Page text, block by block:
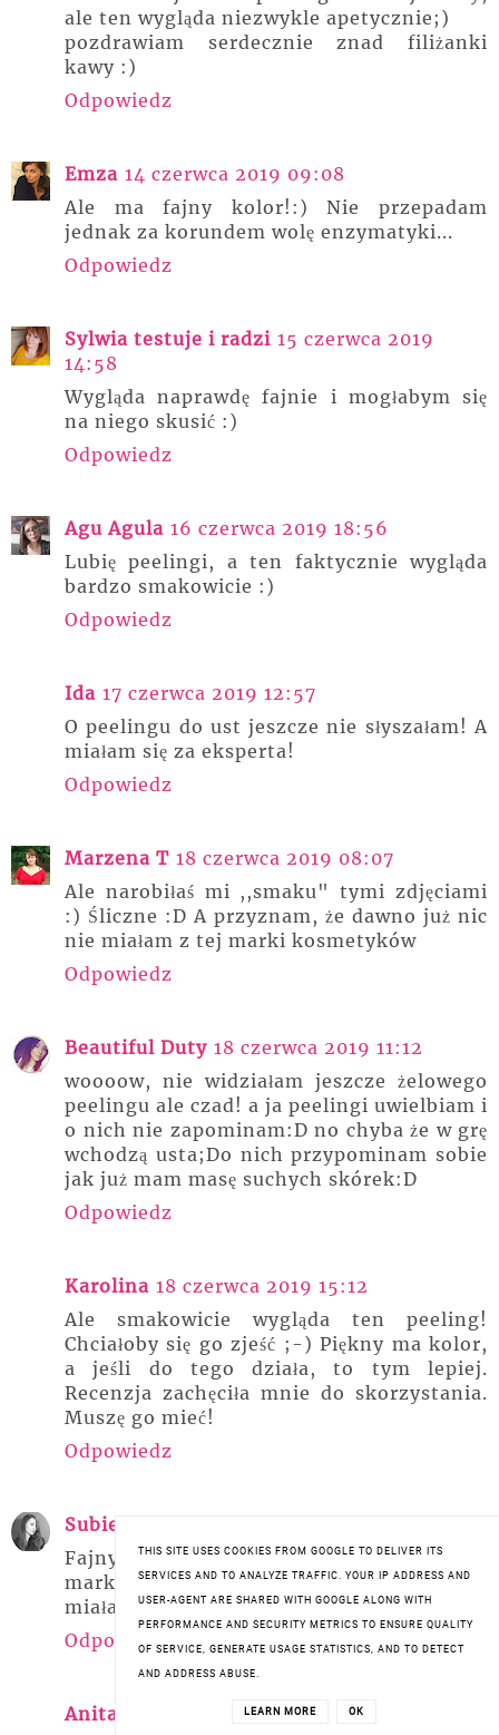
ale ten wygląda niezwykle apetycznie;)
pozdrawiam serdecznie znad filiżanki
kawy :)
Odpowiedz
Emza 14 czerwca 2019 09:08
Ale ma fajny kolor!:) Nie przepadam
jednak za korundem wolę enzymatyki...
Odpowiedz
Sylwia testuje i radzi 15 czerwca 2019
14:58
Wygląda naprawdę fajnie i mogłabym się
na niego skusić :)
Odpowiedz
Agu Agula 16 czerwca 2019 18:56
Lubię peelingi, a ten faktycznie wygląda
bardzo smakowicie :)
Odpowiedz
Ida 17 czerwca 2019 12:57
O peelingu do ust jeszcze nie słyszałam! A
miałam się za eksperta!
Odpowiedz
Marzena T 18 czerwca 2019 08:07
Ale narobiłaś mi ,,smaku" tymi zdjęciami
:) Śliczne :D A przyznam, że dawno już nic
nie miałam z tej marki kosmetyków
Odpowiedz
Beautiful Duty 18 czerwca 2019 11:12
woooow, nie widziałam jeszcze żelowego
peelingu ale czad! a ja peelingi uwielbiam i
o nich nie zapominam:D no chyba że w grę
wchodzą usta;Do nich przypominam sobie
jak już mam masę suchych skórek:D
Odpowiedz
Karolina 18 czerwca 2019 15:12
Ale smakowicie wygląda ten peeling!
Chciałoby się go zjeść ;-) Piękny ma kolor,
a jeśli do tego działa, to tym lepiej.
Recenzja zachęciła mnie do skorzystania.
Muszę go mieć!
Odpowiedz
Subiektywna
Fajny ma kolorek. Lubię kosmetyki tej
marki, chociaż akurat tego jeszcze nie
miałam.
Odpowiedz
Anita 24 czerwca 2019 05:31
THIS SITE USES COOKIES FROM GOOGLE TO DELIVER ITS
SERVICES AND TO ANALYZE TRAFFIC. YOUR IP ADDRESS AND
USER-AGENT ARE SHARED WITH GOOGLE ALONG WITH
PERFORMANCE AND SECURITY METRICS TO ENSURE QUALITY
OF SERVICE, GENERATE USAGE STATISTICS, AND TO DETECT
AND ADDRESS ABUSE.
LEARN MORE OK